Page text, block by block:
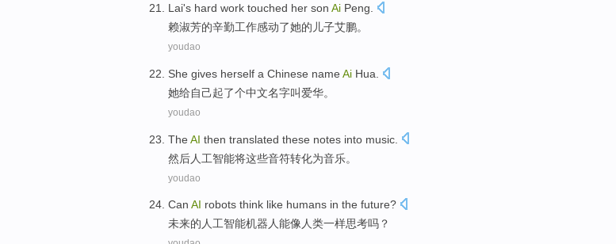
L ai's hard work touched her son Ai Peng.
赖淑芳的辛勤工作感动了她的儿子艾鹏。
youdao
She gives herself a Chinese name Ai Hua.
她给自己起了个中文名字叫爱华。
youdao
The AI then translated these notes into music.
然后人工智能将这些音符转化为音乐。
youdao
Can AI robots think like humans in the future?
未来的人工智能机器人能像人类一样思考吗？